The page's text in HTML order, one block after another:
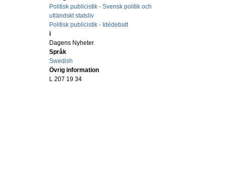
Politisk publicistik - Svensk politik och
utländskt statsliv
Politisk publicistik - Idédebatt
i
Dagens Nyheter
Språk
Swedish
Övrig information
L 207 19 34